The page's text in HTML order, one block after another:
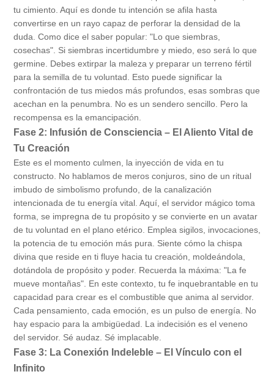
tu cimiento. Aquí es donde tu intención se afila hasta
convertirse en un rayo capaz de perforar la densidad de la
duda. Como dice el saber popular: "Lo que siembras,
cosechas". Si siembras incertidumbre y miedo, eso será lo que
germine. Debes extirpar la maleza y preparar un terreno fértil
para la semilla de tu voluntad. Esto puede significar la
confrontación de tus miedos más profundos, esas sombras que
acechan en la penumbra. No es un sendero sencillo. Pero la
recompensa es la emancipación.
Fase 2: Infusión de Consciencia – El Aliento Vital de
Tu Creación
Este es el momento culmen, la inyección de vida en tu
constructo. No hablamos de meros conjuros, sino de un ritual
imbudo de simbolismo profundo, de la canalización
intencionada de tu energía vital. Aquí, el servidor mágico toma
forma, se impregna de tu propósito y se convierte en un avatar
de tu voluntad en el plano etérico. Emplea sigilos, invocaciones,
la potencia de tu emoción más pura. Siente cómo la chispa
divina que reside en ti fluye hacia tu creación, moldeándola,
dotándola de propósito y poder. Recuerda la máxima: "La fe
mueve montañas". En este contexto, tu fe inquebrantable en tu
capacidad para crear es el combustible que anima al servidor.
Cada pensamiento, cada emoción, es un pulso de energía. No
hay espacio para la ambigüedad. La indecisión es el veneno
del servidor. Sé audaz. Sé implacable.
Fase 3: La Conexión Indeleble – El Vínculo con el
Infinito